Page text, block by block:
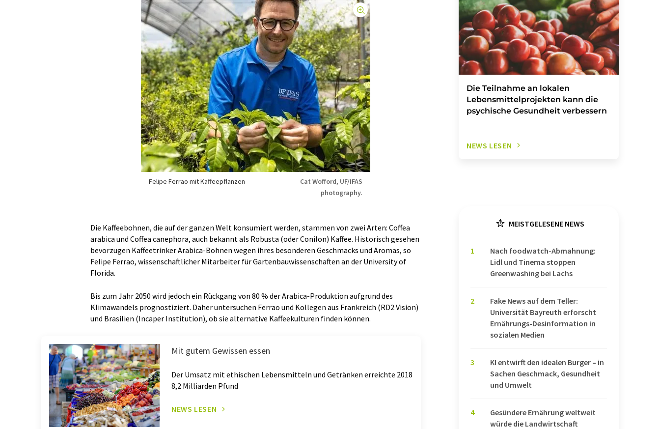
Felipe Ferrao mit Kaffeepflanzen
Cat Wofford, UF/IFAS
photography.
Die Kaffeebohnen, die auf der ganzen Welt konsumiert werden, stammen von zwei Arten: Coffea
arabica und Coffea canephora, auch bekannt als Robusta (oder Conilon) Kaffee. Historisch gesehen
bevorzugen Kaffeetrinker Arabica-Bohnen wegen ihres besonderen Geschmacks und Aromas, so
Felipe Ferrao, wissenschaftlicher Mitarbeiter für Gartenbauwissenschaften an der University of
Florida.
Bis zum Jahr 2050 wird jedoch ein Rückgang von 80 % der Arabica-Produktion aufgrund des
Klimawandels prognostiziert. Daher untersuchen Ferrao und Kollegen aus Frankreich (RD2 Vision)
und Brasilien (Incaper Institution), ob sie alternative Kaffeekulturen finden können.
Mit gutem Gewissen essen
Der Umsatz mit ethischen Lebensmitteln und Getränken erreichte 2018
8,2 Milliarden Pfund
NEWS LESEN
Die Teilnahme an lokalen
Lebensmittelprojekten kann die
psychische Gesundheit verbessern
NEWS LESEN
MEISTGELESENE NEWS
1
Nach foodwatch-Abmahnung:
Lidl und Tinema stoppen
Greenwashing bei Lachs
2
Fake News auf dem Teller:
Universität Bayreuth erforscht
Ernährungs-Desinformation in
sozialen Medien
3
KI entwirft den idealen Burger – in
Sachen Geschmack, Gesundheit
und Umwelt
4
Gesündere Ernährung weltweit
würde die Landwirtschaft